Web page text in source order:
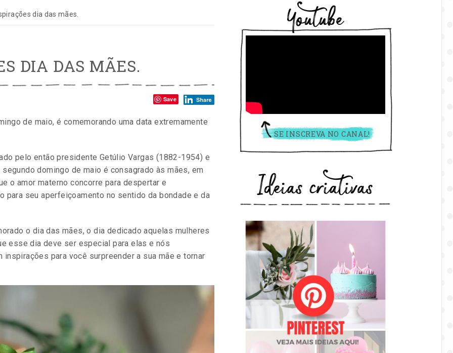
dia das mães.
DIA DAS MÃES.
Compartilhe:
Save
de maio, é comemorando uma data extremamente
pelo então presidente Getúlio Vargas (1882-1954) e
domingo de maio é consagrado às mães, em
o amor materno concorre para despertar e
para seu aperfeiçoamento no sentido da bondade e da
o dia das mães, o dia dedicado aquelas mulheres
esse dia deve ser especial para elas e nós
para você surpreender a sua mãe e tornar
Youtube
SE INSCREVA NO CANAL!
Ideias criativas